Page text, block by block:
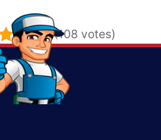
5/5 - (108 votes)